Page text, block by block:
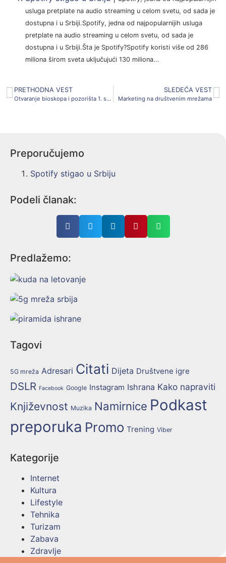
usluga pretplate na audio streaming u celom svetu, od sada je
dostupna i u Srbiji.Spotify, jedna od najpopularnijih usluga
pretplate na audio streaming u celom svetu, od sada je
dostupna i u Srbiji.Šta je Spotify?Spotify koristi više od 286
miliona širom sveta uključujući 130 miliona...
PRETHODNA VEST
Otvaranje bioskopa i pozorišta 1. septembra
SLEDEĆA VEST
Marketing na društvenim mrežama
Preporučujemo
Spotify stigao u Srbiju
Podeli članak:
Predlažemo:
Tagovi
5G mreža Adresari Citati Dijeta Društvene igre
DSLR Facebook Google Instagram Ishrana Kako napraviti
Književnost Muzika Namirnice Podkast
preporuka Promo Trening Viber
Kategorije
Internet
Kultura
Lifestyle
Tehnika
Turizam
Zabava
Zdravlje